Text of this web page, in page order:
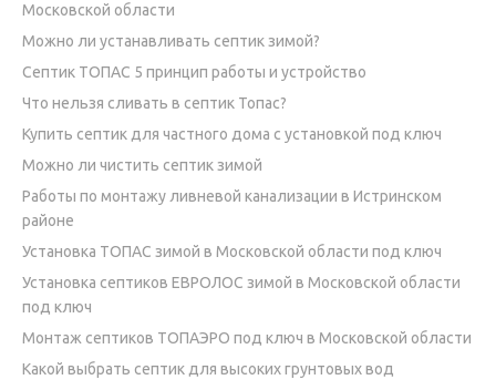
Московской области
Можно ли устанавливать септик зимой?
Септик ТОПАС 5 принцип работы и устройство
Что нельзя сливать в септик Топас?
Купить септик для частного дома с установкой под ключ
Можно ли чистить септик зимой
Работы по монтажу ливневой канализации в Истринском
районе
Установка ТОПАС зимой в Московской области под ключ
Установка септиков ЕВРОЛОС зимой в Московской области
под ключ
Монтаж септиков ТОПАЭРО под ключ в Московской области
Какой выбрать септик для высоких грунтовых вод